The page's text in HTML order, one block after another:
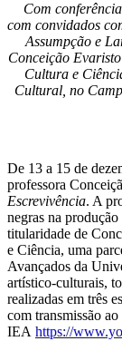
Com
com convidados
Assumpção e
Conceição
Cultura e
Cultural, no
De 13 a 15 de
professora
Escrevivência. A
negras na
titularidade de
e Ciência, uma
Avançados da
artístico-culturais,
realizadas em três
com transmissão
IEA https://